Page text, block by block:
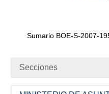
Sumario BOE-S-2007-
Secciones